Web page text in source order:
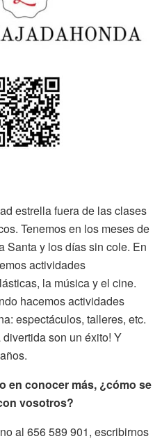
estrella fuera de las clases
Tenemos en los meses de
Santa y los días sin cole. En
actividades
la música y el cine.
hacemos actividades
espectáculos, talleres, etc.
son un éxito! Y
en conocer más, ¿cómo se
vosotros?
al 656 589 901, escribirnos